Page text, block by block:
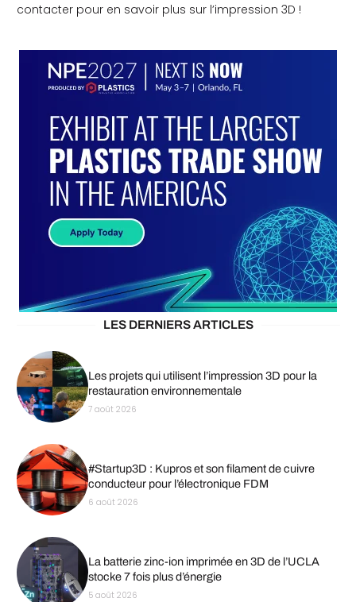
contacter pour en savoir plus sur l’impression 3D !
LES DERNIERS ARTICLES
Les projets qui utilisent l’impression 3D pour la
restauration environnementale
7 août 2026
#Startup3D : Kupros et son filament de cuivre
conducteur pour l’électronique FDM
6 août 2026
La batterie zinc-ion imprimée en 3D de l’UCLA
stocke 7 fois plus d’énergie
5 août 2026